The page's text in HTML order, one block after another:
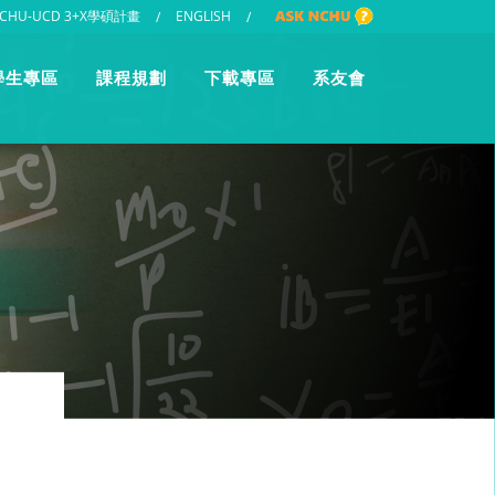
UCD 3+X學碩計畫 / ENGLISH /
生專區 課程規劃 下載專區 系友會